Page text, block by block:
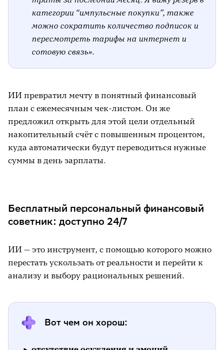
категории “импульсные покупки”, также
можно сократить количество подписок и
пересмотреть тарифы на интернет и
сотовую связь».
ИИ превратил мечту в понятный финансовый
план с ежемесячным чек-листом. Он же
предложил открыть для этой цели отдельный
накопительный счёт с повышенным процентом,
куда автоматически будут переводиться нужные
суммы в день зарплаты.
Бесплатный персональный финансовый
советник: доступно 24/7
ИИ — это инструмент, с помощью которого можно
перестать ускользать от реальности и перейти к
анализу и выбору рациональных решений.
Вот чем он хорош: